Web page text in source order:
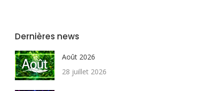
Dernières news
Août 2026
28 juillet 2026